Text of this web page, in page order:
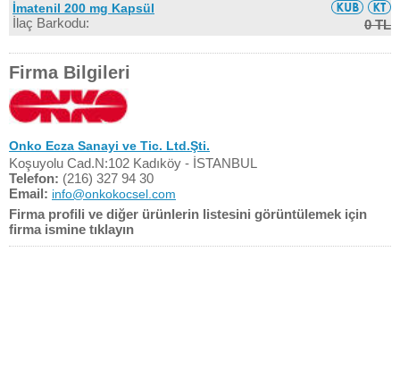
İmatenil 200 mg Kapsül
İlaç Barkodu: 0 TL
Firma Bilgileri
Onko Ecza Sanayi ve Tic. Ltd.Şti.
Koşuyolu Cad.N:102 Kadıköy - İSTANBUL
Telefon: (216) 327 94 30
Email: info@onkokocsel.com
Firma profili ve diğer ürünlerin listesini görüntülemek için
firma ismine tıklayın